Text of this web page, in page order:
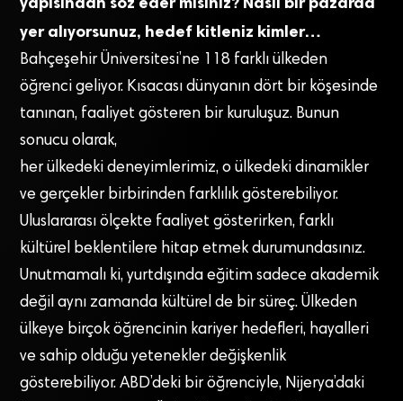
yer alıyorsunuz, hedef kitleniz kimler…
Bahçeşehir Üniversitesi’ne 118 farklı ülkeden
öğrenci geliyor. Kısacası dünyanın dört bir köşesinde
tanınan, faaliyet gösteren bir kuruluşuz. Bunun
sonucu olarak,
her ülkedeki deneyimlerimiz, o ülkedeki dinamikler
ve gerçekler birbirinden farklılık gösterebiliyor.
Uluslararası ölçekte faaliyet gösterirken, farklı
kültürel beklentilere hitap etmek durumundasınız.
Unutmamalı ki, yurtdışında eğitim sadece akademik
değil aynı zamanda kültürel de bir süreç. Ülkeden
ülkeye birçok öğrencinin kariyer hedefleri, hayalleri
ve sahip olduğu yetenekler değişkenlik
gösterebiliyor. ABD’deki bir öğrenciyle, Nijerya’daki